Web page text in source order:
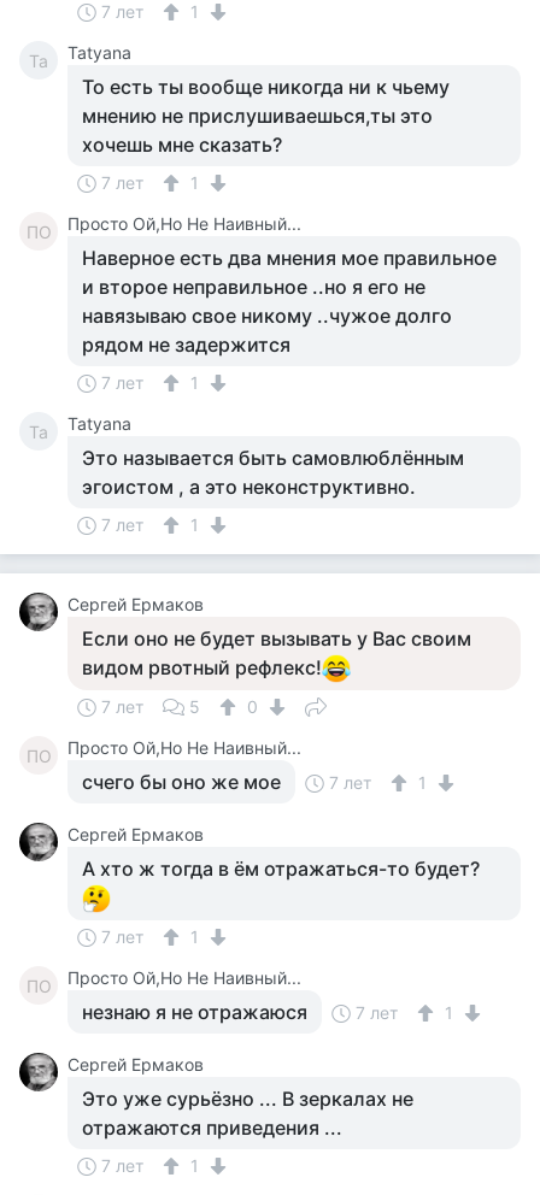
7 лет 1
Ta Tatyana
То есть ты вообще никогда ни к чьему
мнению не прислушиваешься,ты это
хочешь мне сказать?
7 лет 1
ПО Просто Ой,Но Не Наивный...
Наверное есть два мнения мое правильное
и второе неправильное ..но я его не
навязываю свое никому ..чужое долго
рядом не задержится
7 лет 1
Ta Tatyana
Это называется быть самовлюблённым
эгоистом , а это неконструктивно.
7 лет 1
Сергей Ермаков
Если оно не будет вызывать у Вас своим
видом рвотный рефлекс!
7 лет 5 0
ПО Просто Ой,Но Не Наивный...
счего бы оно же мое 7 лет 1
Сергей Ермаков
А хто ж тогда в ём отражаться-то будет?
7 лет 1
ПО Просто Ой,Но Не Наивный...
незнаю я не отражаюся 7 лет 1
Сергей Ермаков
Это уже сурьёзно ... В зеркалах не
отражаются приведения ...
7 лет 1